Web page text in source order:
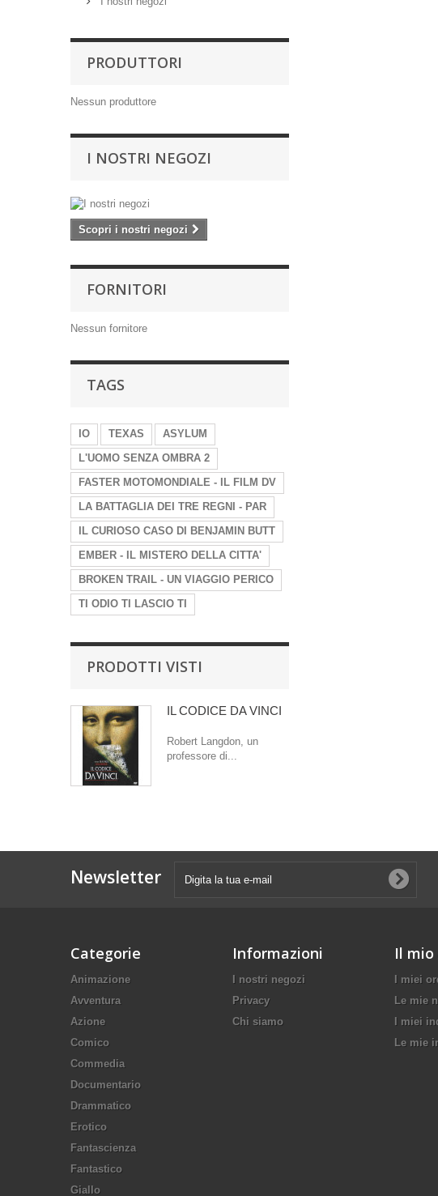
PRODUTTORI
Nessun produttore
I NOSTRI NEGOZI
Scopri i nostri negozi
FORNITORI
Nessun fornitore
TAGS
IO TEXAS
ASYLUM
L'UOMO SENZA OMBRA 2
FASTER MOTOMONDIALE - IL FILM DV
LA BATTAGLIA DEI TRE REGNI - PAR
IL CURIOSO CASO DI BENJAMIN BUTT
EMBER - IL MISTERO DELLA CITTA'
BROKEN TRAIL - UN VIAGGIO PERICO
TI ODIO TI LASCIO TI
PRODOTTI VISTI
IL CODICE DA VINCI
Robert Langdon, un
professore di...
Newsletter
Categorie
Animazione
Avventura
Azione
Comico
Commedia
Documentario
Drammatico
Erotico
Fantascienza
Fantastico
Giallo
Informazioni
I nostri negozi
Privacy
Chi siamo
Il mio
I miei
Le mie
I miei
Le mie